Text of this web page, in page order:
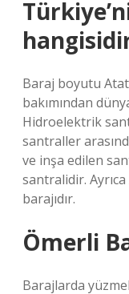
Baraj boyutu
bakımından
Hidroelektrik
santraller
ve inşa edilen
santralidir.
barajıdır.
Ömerli
Barajlarda